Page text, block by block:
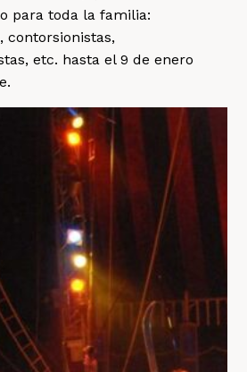
para toda la familia:
contorsionistas,
etc. hasta el 9 de enero